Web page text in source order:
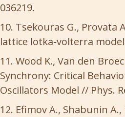
036219.
Tsekouras G., Provata
lattice lotka-volterra
Wood K., Van den
Synchrony: Critical
Oscillators Model // Phys.
Efimov A., Shabunin